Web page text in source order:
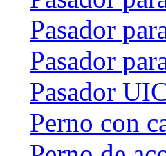
Pasador
Pasador
Pasador
Perno con